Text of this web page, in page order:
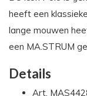
heeft een
lange mouwen
een MA.STRUM
Details
Art.